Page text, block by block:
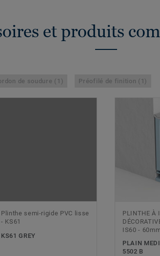
et produits
de soudure (1) Préofilé de finition (1)
Plinthe semi-rigide PVC lisse
- KS61
KS61 GREY
PLINTHE À
IS60 -
PLAIN
5502 B